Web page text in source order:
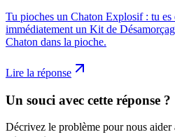
Tu pioches un Chaton Explosif : tu
immédiatement un Kit de
Chaton dans la pioche.
Lire la réponse
Un souci avec cette réponse ?
Décrivez le problème pour nous aider